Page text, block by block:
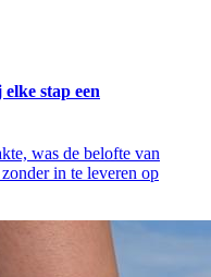
stap een
was de belofte van
in te leveren op